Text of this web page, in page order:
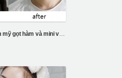
Phẫu thuật thẩm mỹ gọt hàm và mini vline